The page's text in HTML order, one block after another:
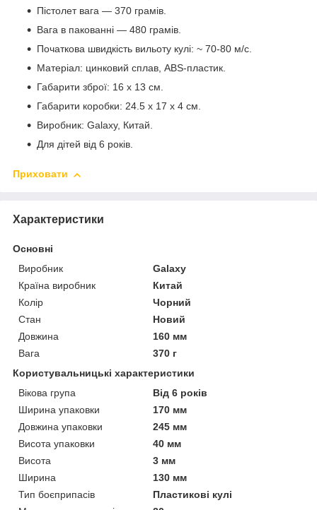
Пістолет вага — 370 грамів.
Вага в пакованні — 480 грамів.
Початкова швидкість вильоту кулі: ~ 70-80 м/с.
Матеріал: цинковий сплав, ABS-пластик.
Габарити зброї: 16 х 13 см.
Габарити коробки: 24.5 х 17 х 4 см.
Виробник: Galaxy, Китай.
Для дітей від 6 років.
Приховати
Характеристики
Основні
Виробник
Galaxy
Країна виробник
Китай
Колір
Чорний
Стан
Новий
Довжина
160 мм
Вага
370 г
Користувальницькі характеристики
Вікова група
Від 6 років
Ширина упаковки
170 мм
Довжина упаковки
245 мм
Висота упаковки
40 мм
Висота
3 мм
Ширина
130 мм
Тип боєприпасів
Пластикові кулі